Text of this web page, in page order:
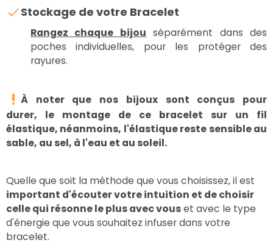
Stockage de votre Bracelet
Rangez chaque bijou séparément dans des
poches individuelles, pour les protéger des
rayures.
À noterque nos bijoux sont conçus pour
durer, le montage de ce bracelet sur un fil
élastique, néanmoins, l'élastique reste sensible au
sable, au sel, à l'eau et au soleil.
Quelle que soit la méthode que vous choisissez, il est
important d'écouter votre intuition et de choisir
celle qui résonne le plus avec vouset avec le type
d'énergie que vous souhaitez infuser dans votre
bracelet.